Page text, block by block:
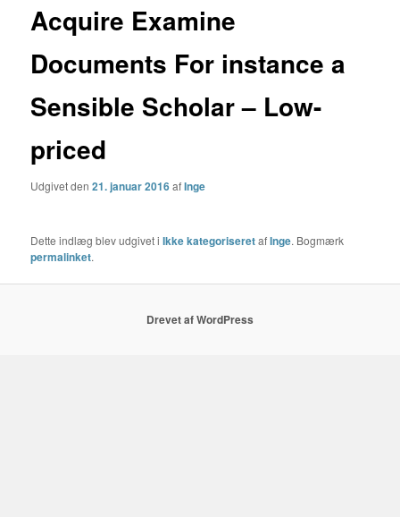
Acquire Examine
Documents For instance a
Sensible Scholar – Low-
priced
Udgivet den21. januar 2016afInge
Dette indlæg blev udgivet iIkke kategoriseretafInge. Bogmærk
permalinket.
Drevet af WordPress